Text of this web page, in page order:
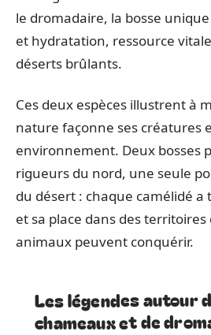
le dromadaire, la bosse
et hydratation, ressource
déserts brûlants.
Ces deux espèces illustrent à
nature façonne ses créatures
environnement. Deux bosses
rigueurs du nord, une seule
du désert : chaque camélidé
et sa place dans des territoires
animaux peuvent conquérir.
Les légendes autour
chameaux et de